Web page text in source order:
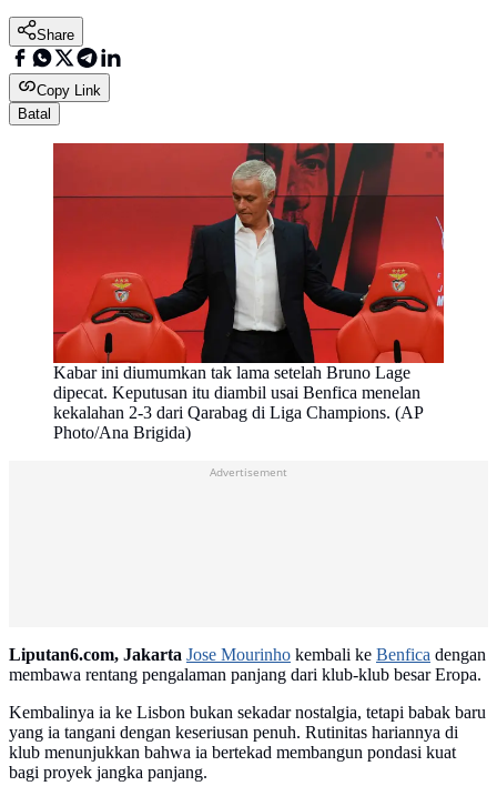
Share
Copy Link
Batal
Kabar ini diumumkan tak lama setelah Bruno Lage
dipecat. Keputusan itu diambil usai Benfica menelan
kekalahan 2-3 dari Qarabag di Liga Champions. (AP
Photo/Ana Brigida)
Advertisement
Liputan6.com, Jakarta Jose Mourinho kembali ke Benfica dengan
membawa rentang pengalaman panjang dari klub-klub besar Eropa.
Kembalinya ia ke Lisbon bukan sekadar nostalgia, tetapi babak baru
yang ia tangani dengan keseriusan penuh. Rutinitas hariannya di
klub menunjukkan bahwa ia bertekad membangun pondasi kuat
bagi proyek jangka panjang.